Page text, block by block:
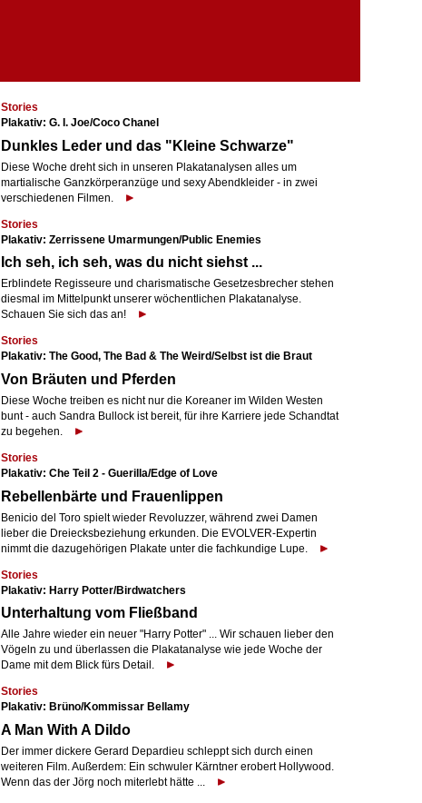
Stories
Plakativ: G. I. Joe/Coco Chanel
Dunkles Leder und das "Kleine Schwarze"
Diese Woche dreht sich in unseren Plakatanalysen alles um
martialische Ganzkörperanzüge und sexy Abendkleider - in zwei
verschiedenen Filmen.
Stories
Plakativ: Zerrissene Umarmungen/Public Enemies
Ich seh, ich seh, was du nicht siehst ...
Erblindete Regisseure und charismatische Gesetzesbrecher stehen
diesmal im Mittelpunkt unserer wöchentlichen Plakatanalyse.
Schauen Sie sich das an!
Stories
Plakativ: The Good, The Bad & The Weird/Selbst ist die Braut
Von Bräuten und Pferden
Diese Woche treiben es nicht nur die Koreaner im Wilden Westen
bunt - auch Sandra Bullock ist bereit, für ihre Karriere jede Schandtat
zu begehen.
Stories
Plakativ: Che Teil 2 - Guerilla/Edge of Love
Rebellenbärte und Frauenlippen
Benicio del Toro spielt wieder Revoluzzer, während zwei Damen
lieber die Dreiecksbeziehung erkunden. Die EVOLVER-Expertin
nimmt die dazugehörigen Plakate unter die fachkundige Lupe.
Stories
Plakativ: Harry Potter/Birdwatchers
Unterhaltung vom Fließband
Alle Jahre wieder ein neuer "Harry Potter" ... Wir schauen lieber den
Vögeln zu und überlassen die Plakatanalyse wie jede Woche der
Dame mit dem Blick fürs Detail.
Stories
Plakativ: Brüno/Kommissar Bellamy
A Man With A Dildo
Der immer dickere Gerard Depardieu schleppt sich durch einen
weiteren Film. Außerdem: Ein schwuler Kärntner erobert Hollywood.
Wenn das der Jörg noch miterlebt hätte ...